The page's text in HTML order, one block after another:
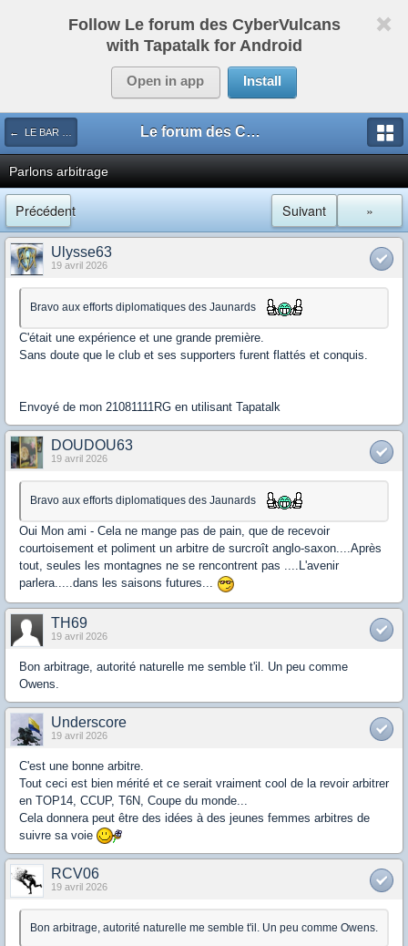
Follow Le forum des CyberVulcans
with Tapatalk for Android
Open in app Install
← LE BAR DES SPORTS Le forum des CyberVulcans
Parlons arbitrage
Précédent »
Suivant
Ulysse63
19 avril 2026
Bravo aux efforts diplomatiques des Jaunards
C'était une expérience et une grande première.
Sans doute que le club et ses supporters furent flattés et conquis.
Envoyé de mon 21081111RG en utilisant Tapatalk
DOUDOU63
19 avril 2026
Bravo aux efforts diplomatiques des Jaunards
Oui Mon ami - Cela ne mange pas de pain, que de recevoir
courtoisement et poliment un arbitre de surcroît anglo-saxon....Après
tout, seules les montagnes ne se rencontrent pas ....L'avenir
parlera.....dans les saisons futures...
TH69
19 avril 2026
Bon arbitrage, autorité naturelle me semble t'il. Un peu comme
Owens.
Underscore
19 avril 2026
C'est une bonne arbitre.
Tout ceci est bien mérité et ce serait vraiment cool de la revoir arbitrer
en TOP14, CCUP, T6N, Coupe du monde...
Cela donnera peut être des idées à des jeunes femmes arbitres de
suivre sa voie
RCV06
19 avril 2026
Bon arbitrage, autorité naturelle me semble t'il. Un peu comme Owens.